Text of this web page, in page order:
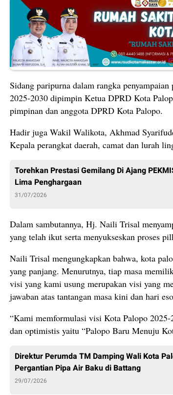
Sidang paripurna dalam rangka
2025-2030 dipimpin Ketua DPRD Kota
pimpinan dan anggota DPRD Kota Palopo.
Hadir juga Wakil Walikota, Akhmad
Kepala perangkat daerah, camat dan lurah
Torehkan Prestasi Gemilang Di Ajang
Lima Penghargaan
31/07/2026
Dalam sambutannya, Hj. Naili Trisal
yang telah ikut serta menyukseskan proses
Naili Trisal mengungkapkan bahwa, kota
yang panjang. Menurutnya, tiap masa
visi yang kami usung merupakan visi yang
jawaban atas tantangan masa kini dan hari
“Kami memformulasi visi Kota Palopo
dan optimistis yaitu “Palopo Baru Menuju
Direktur Perumda TM Damping Wali Kota
Pergantian Pipa Air Baku di Battang
29/07/2026